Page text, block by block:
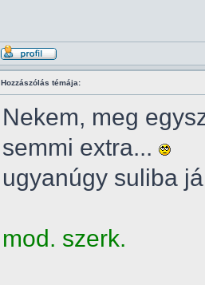
Hozzászólás témája:
Nekem, meg
semmi extra...
ugyanúgy suliba
mod. szerk.